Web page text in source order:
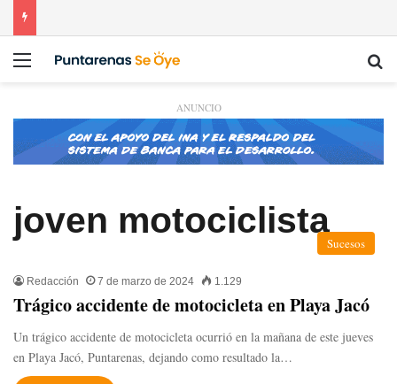
Menú
ANUNCIO
joven motociclista
Sucesos
Redacción 7 de marzo de 2024 1.129
Trágico accidente de motocicleta en Playa Jacó
Un trágico accidente de motocicleta ocurrió en la mañana de este jueves
en Playa Jacó, Puntarenas, dejando como resultado la…